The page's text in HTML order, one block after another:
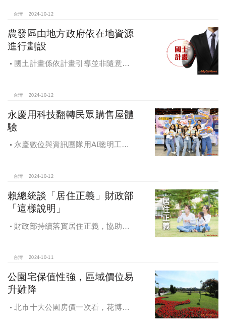
台灣 2024-10-12
農發區由地方政府依在地資源
進行劃設
國土計畫係依計畫引導並非隨意亂
台灣 2024-10-12
永慶用科技翻轉民眾購售屋體
驗
永慶數位與資訊團隊用AI聰明工
灣房產科技發展
台灣 2024-10-12
賴總統談「居住正義」財政部
「這樣說明」
財政部持續落實居住正義，協助經
台灣 2024-10-11
公園宅保值性強，區域價位易
升難降
北市十大公園房價一次看，花博年